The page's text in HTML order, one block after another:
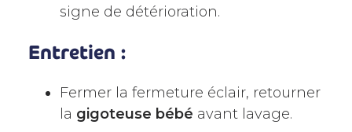
signe de détérioration.
Entretien :
Fermer la fermeture éclair, retourner
la gigoteuse bébé avant lavage.